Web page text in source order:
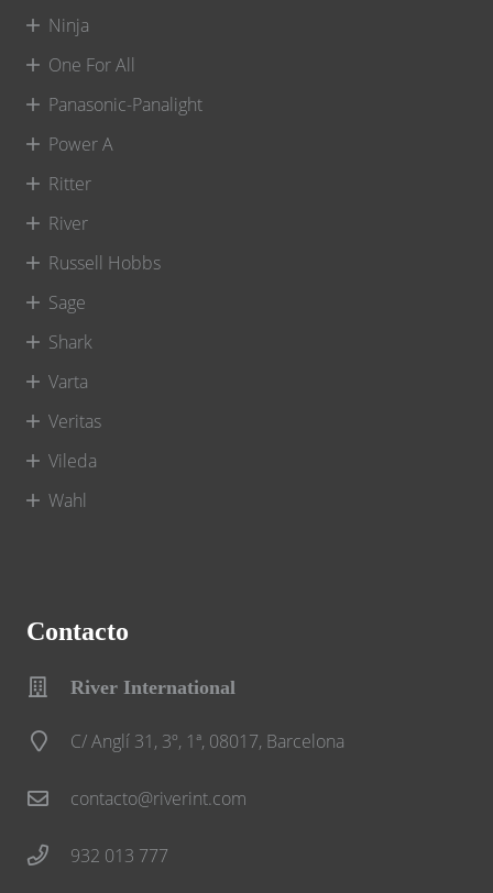
Ninja
One For All
Panasonic-Panalight
Power A
Ritter
River
Russell Hobbs
Sage
Shark
Varta
Veritas
Vileda
Wahl
Contacto
River International
C/ Anglí 31, 3º, 1ª, 08017, Barcelona
contacto@riverint.com
932 013 777